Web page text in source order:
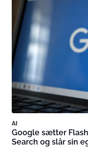
AI
Google sætter
Search og slår sin